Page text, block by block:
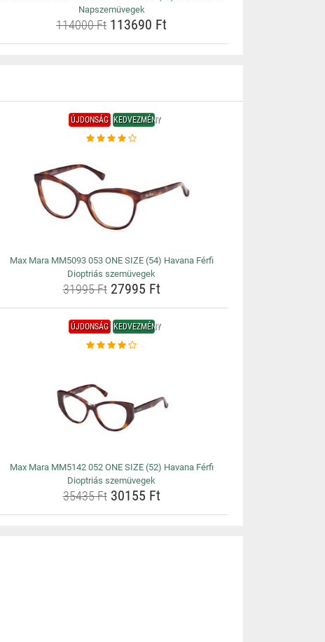
Napszemüvegek
114000 Ft 113690 Ft
ÚJDONSÁG KEDVEZMÉNY
Max Mara MM5093 053 ONE SIZE (54) Havana Férfi
Dioptriás szemüvegek
31995 Ft27995 Ft
ÚJDONSÁG KEDVEZMÉNY
Max Mara MM5142 052 ONE SIZE (52) Havana Férfi
Dioptriás szemüvegek
35435 Ft30155 Ft